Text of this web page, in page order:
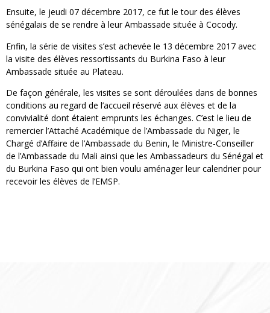
Ensuite, le jeudi 07 décembre 2017, ce fut le tour des élèves
sénégalais de se rendre à leur Ambassade située à Cocody.
Enfin, la série de visites s’est achevée le 13 décembre 2017 avec
la visite des élèves ressortissants du Burkina Faso à leur
Ambassade située au Plateau.
De façon générale, les visites se sont déroulées dans de bonnes
conditions au regard de l’accueil réservé aux élèves et de la
convivialité dont étaient emprunts les échanges. C’est le lieu de
remercier l’Attaché Académique de l’Ambassade du Niger, le
Chargé d’Affaire de l’Ambassade du Benin, le Ministre-Conseiller
de l’Ambassade du Mali ainsi que les Ambassadeurs du Sénégal et
du Burkina Faso qui ont bien voulu aménager leur calendrier pour
recevoir les élèves de l’EMSP.